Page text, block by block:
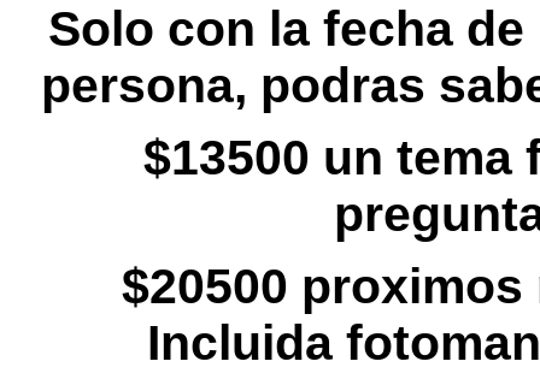
Solo con la fecha
persona, podras
$13500 un tema
$20500
Incluida